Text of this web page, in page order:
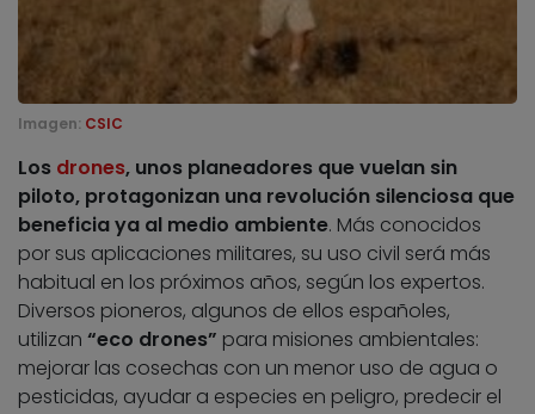
Imagen: CSIC
Los drones, unos planeadores que vuelan sin
piloto, protagonizan una revolución silenciosa que
beneficia ya al medio ambiente. Más conocidos
por sus aplicaciones militares, su uso civil será más
habitual en los próximos años, según los expertos.
Diversos pioneros, algunos de ellos españoles,
utilizan “eco drones” para misiones ambientales:
mejorar las cosechas con un menor uso de agua o
pesticidas, ayudar a especies en peligro, predecir el